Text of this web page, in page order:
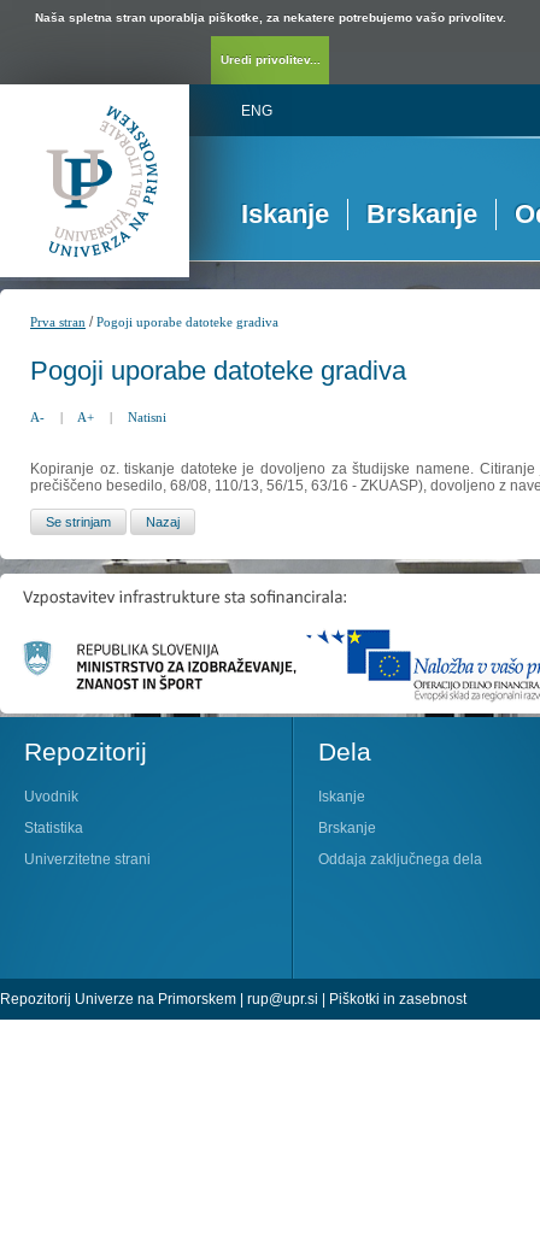
Naša spletna stran uporablja piškotke, za nekatere potrebujemo vašo privolitev.
Uredi privolitev...
ENG
Iskanje Brskanje
Prva stran /Pogoji uporabe datoteke gradiva
Pogoji uporabe datoteke gradiva
A- | A+ | Natisni
Kopiranje oz. tiskanje datoteke je dovoljeno za študijske namene.
prečiščeno besedilo, 68/08, 110/13, 56/15, 63/16 - ZKUASP), dovoljeno z
Repozitorij
Uvodnik
Statistika
Univerzitetne strani
Dela
Iskanje
Brskanje
Oddaja zaključnega dela
Repozitorij Univerze na Primorskem | rup@upr.si | Piškotki in zasebnost